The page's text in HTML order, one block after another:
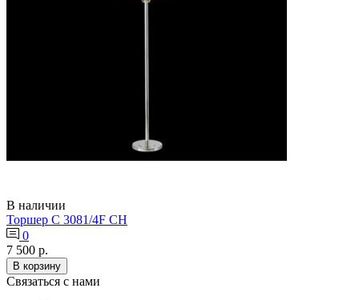
В наличии
Торшер C 3081/4F CH
0
7 500 р.
В корзину
Связаться с нами